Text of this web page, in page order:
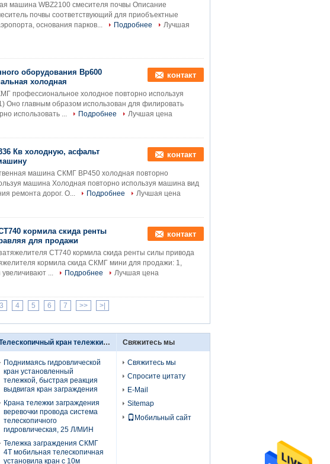
машина WBZ2100 смесителя почвы Описание
почвы соответствующий для приобъектные
основания парков...
Подробнее
Лучшая
оборудования Вр600
холодная
контакт
профессиональное холодное повторно используя
Оно главным образом использован для филировать
использовать ...
Подробнее
Лучшая цена
Кв холодную, асфальт
контакт
машина СКМГ ВР450 холодная повторно
машина Холодная повторно используя машина вид
ремонта дорог. О...
Подробнее
Лучшая цена
кормила скида ренты
для продажи
контакт
СТ740 кормила скида ренты силы привода
кормила скида СКМГ мини для продажи: 1,
...
Подробнее
Лучшая цена
3 4 5 6 7 >> >|
Телескопичный кран тележки заграждения
Поднимаясь гидровлической
кран установленный
тележкой, быстрая реакция
выдвигая кран заграждения
Крана тележки заграждения
веревочки провода система
телескопичного
гидровлическая, 25 Л/МИН
Тележка заграждения СКМГ
4Т мобильная телескопичная
установила кран с 10м
Свяжитесь мы
Свяжитесь мы
Спросите цитату
E-Mail
Sitemap
Мобильный сайт